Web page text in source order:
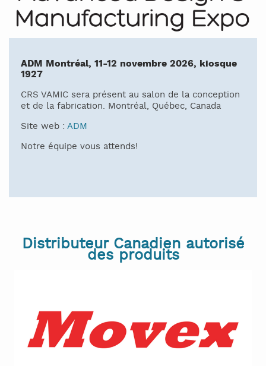
ADM Montréal, 11-12 novembre 2026, kiosque
1927
CRS VAMIC sera présent au salon de la conception
et de la fabrication. Montréal, Québec, Canada
Site web : ADM
Notre équipe vous attends!
Distributeur Canadien autorisé
des produits